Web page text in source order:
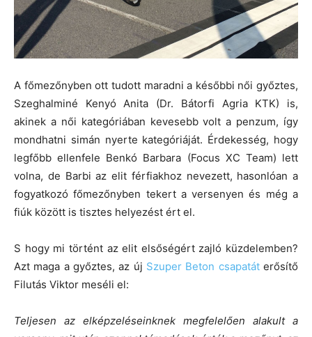
A főmezőnyben ott tudott maradni a későbbi női győztes,
Szeghalminé Kenyó Anita (Dr. Bátorfi Agria KTK) is,
akinek a női kategóriában kevesebb volt a penzum, így
mondhatni simán nyerte kategóriáját. Érdekesség, hogy
legfőbb ellenfele Benkó Barbara (Focus XC Team) lett
volna, de Barbi az elit férfiakhoz nevezett, hasonlóan a
fogyatkozó főmezőnyben tekert a versenyen és még a
fiúk között is tisztes helyezést ért el.
S hogy mi történt az elit elsőségért zajló küzdelemben?
Azt maga a győztes, az új Szuper Beton csapatáterősítő
Filutás Viktor meséli el:
Teljesen az elképzeléseinknek megfelelően alakult a